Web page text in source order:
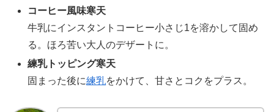
コーヒー風味寒天
牛乳にインスタントコーヒー小さじ1を溶かして固め
る。ほろ苦い大人のデザートに。
練乳トッピング寒天
固まった後に練乳をかけて、甘さとコクをプラス。